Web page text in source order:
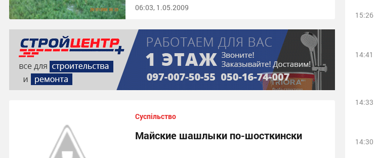
06:03, 1.05.2009
Суспільство
Майские шашлыки по-шосткински
15:26
14:41
14:33
14:30